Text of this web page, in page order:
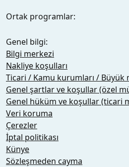
Ortak programlar:
Genel bilgi:
Bilgi merkezi
Nakliye koşulları
Ticari / Kamu kurumları / Büyük
Genel şartlar ve koşullar (özel
Genel hüküm ve koşullar (ticari
Veri koruma
Çerezler
İptal politikası
Künye
Sözleşmeden cayma